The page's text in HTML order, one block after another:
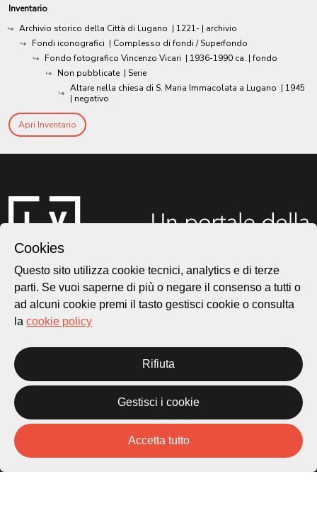
Inventario
Archivio storico della Città di Lugano | 1221- | archivio
Fondi iconografici | Complesso di fondi / Superfondo
Fondo fotografico Vincenzo Vicari | 1936-1990 ca. | fondo
Non pubblicate | Serie
Altare nella chiesa di S. Maria Immacolata a Lugano | 1945
| negativo
Apri Inventario
Città di Lugano
Piazza Carlo Cattaneo 1
6976 Castagnola
Archivio Lugano © 2026
Per informazioni:
Cookies
Questo sito utilizza cookie tecnici, analytics e di terze
parti. Se vuoi saperne di più o negare il consenso a tutti o
ad alcuni cookie premi il tasto gestisci cookie o consulta
la cookie policy
Rifiuta
Gestisci i cookie
Accetta tutto